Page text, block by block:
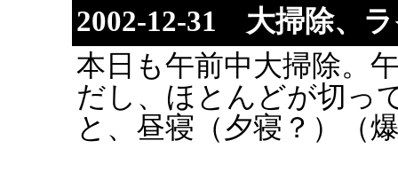
2002-12-31 大掃除、
本日も午前中大掃除。
だし、ほとんどが切っ
と、昼寝（夕寝？）（